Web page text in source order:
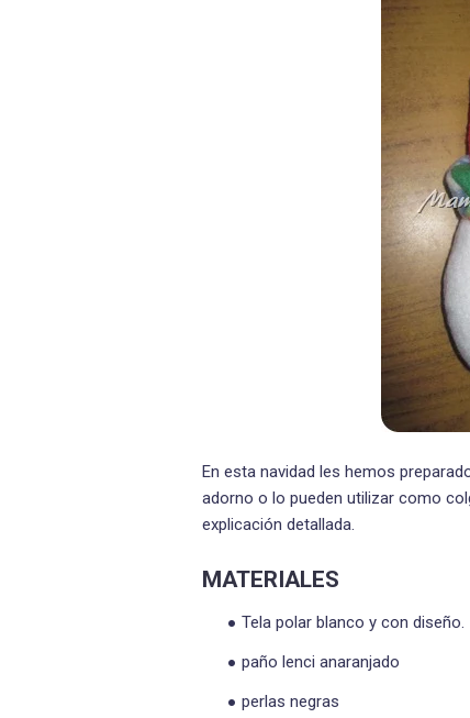
En esta navidad les hemos
adorno o lo pueden utilizar como
explicación detallada.
MATERIALES
Tela polar blanco y con diseño.
paño lenci anaranjado
perlas negras